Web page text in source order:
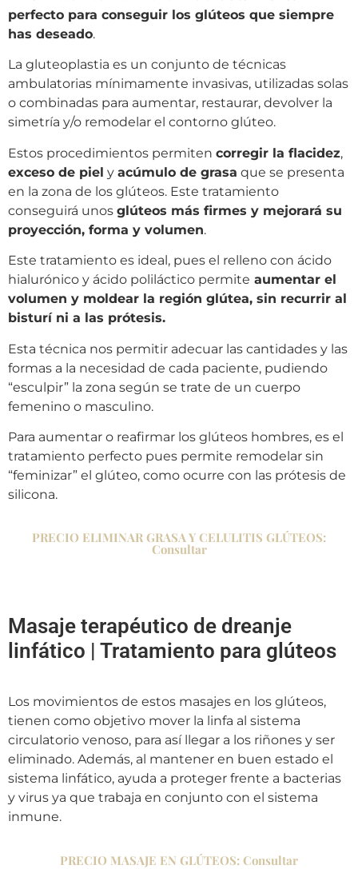
perfecto para conseguir los glúteos que siempre
has deseado.
La gluteoplastia es un conjunto de técnicas
ambulatorias mínimamente invasivas, utilizadas solas
o combinadas para aumentar, restaurar, devolver la
simetría y/o remodelar el contorno glúteo.
Estos procedimientos permiten corregir la flacidez,
exceso de piel y acúmulo de grasa que se presenta
en la zona de los glúteos. Este tratamiento
conseguirá unos glúteos más firmes y mejorará su
proyección, forma y volumen.
Este tratamiento es ideal, pues el relleno con ácido
hialurónico y ácido poliláctico permite aumentar el
volumen y moldear la región glútea, sin recurrir al
bisturí ni a las prótesis.
Esta técnica nos permitir adecuar las cantidades y las
formas a la necesidad de cada paciente, pudiendo
“esculpir” la zona según se trate de un cuerpo
femenino o masculino.
Para aumentar o reafirmar los glúteos hombres, es el
tratamiento perfecto pues permite remodelar sin
“feminizar” el glúteo, como ocurre con las prótesis de
silicona.
PRECIO ELIMINAR GRASA Y CELULITIS GLÚTEOS:
Consultar
Masaje terapéutico de dreanje
linfático | Tratamiento para glúteos
Los movimientos de estos masajes en los glúteos,
tienen como objetivo mover la linfa al sistema
circulatorio venoso, para así llegar a los riñones y ser
eliminado. Además, al mantener en buen estado el
sistema linfático, ayuda a proteger frente a bacterias
y virus ya que trabaja en conjunto con el sistema
inmune.
PRECIO MASAJE EN GLÚTEOS: Consultar